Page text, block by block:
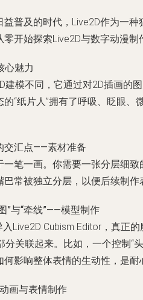
普及的时代，Live2D作为一
开始探索Live2D与数字动漫制
心魅力
建模不同，它通过对2D插画的
“纸片人”拥有了呼吸、眨眼
交汇点——素材准备
笔一画。你需要一张分层细
常被独立分层，以便后续制
”与“牵线”——模型制作
Live2D Cubism Editor，真正
分关联起来。比如，一个控制
影响整体表情的生动性，是耐
画与表情制作